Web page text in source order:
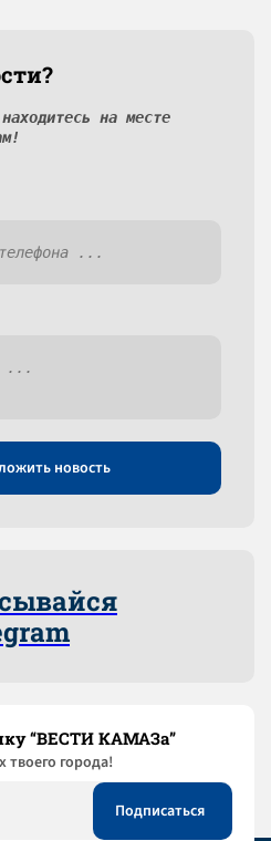
на месте
новость
“ВЕСТИ КАМАЗа”
твоего города!